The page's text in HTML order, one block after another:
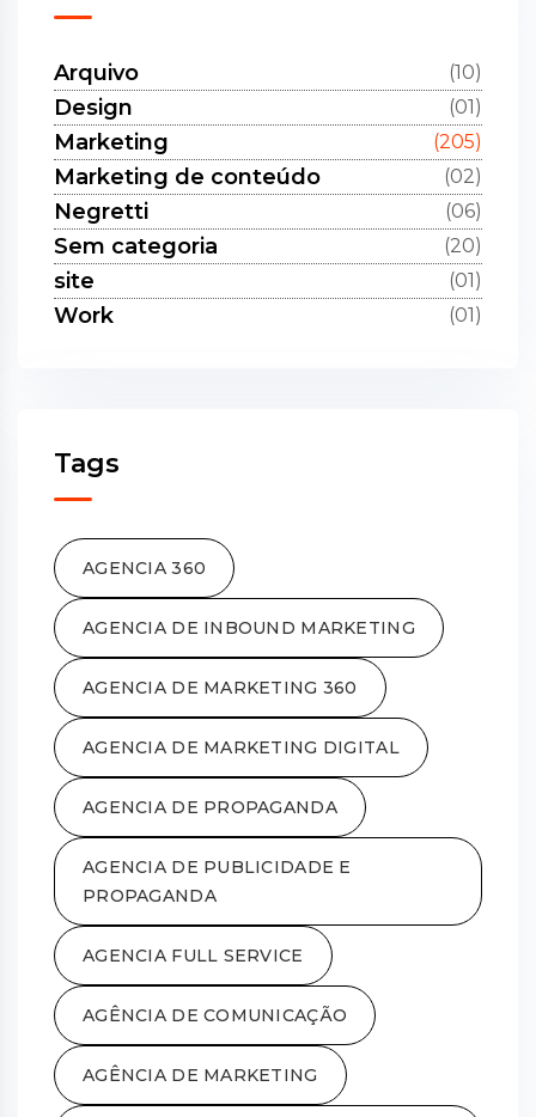
Arquivo (10)
Design (01)
Marketing (205)
Marketing de conteúdo (02)
Negretti (06)
Sem categoria (20)
site (01)
Work (01)
Tags
AGENCIA 360
AGENCIA DE INBOUND MARKETING
AGENCIA DE MARKETING 360
AGENCIA DE MARKETING DIGITAL
AGENCIA DE PROPAGANDA
AGENCIA DE PUBLICIDADE E
PROPAGANDA
AGENCIA FULL SERVICE
AGÊNCIA DE COMUNICAÇÃO
AGÊNCIA DE MARKETING